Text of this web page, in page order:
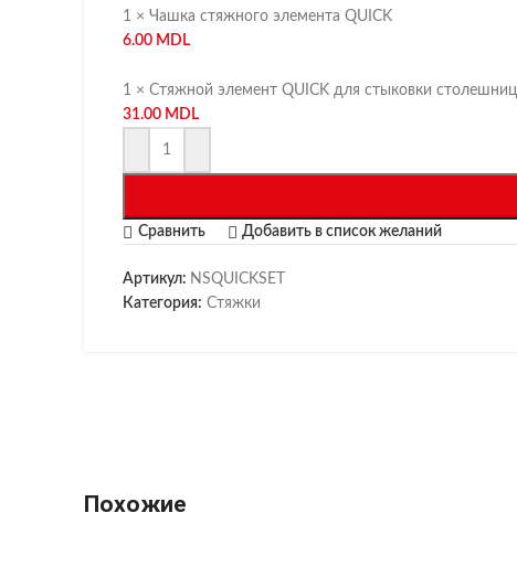
1 × Чашка стяжного элемента QUICK
6.00 MDL
1 × Стяжной элемент QUICK для стыковки столешниц
31.00 MDL
Сравнить Добавить в список желаний
Артикул: NSQUICKSET
Категория: Стяжки
Похожие